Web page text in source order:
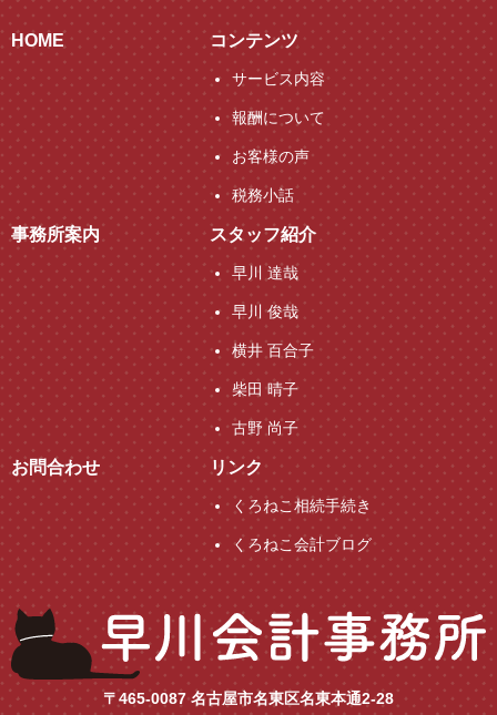
HOME コンテンツ
サービス内容
報酬について
お客様の声
税務小話
事務所案内 スタッフ紹介
早川 達哉
早川 俊哉
横井 百合子
柴田 晴子
古野 尚子
お問合わせ リンク
くろねこ相続手続き
くろねこ会計ブログ
〒465-0087 名古屋市名東区名東本通2-28